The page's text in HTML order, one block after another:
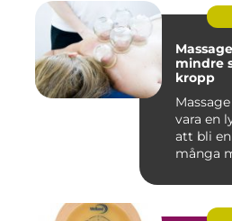
Massage
mindre
kropp
vara en
att bli
många